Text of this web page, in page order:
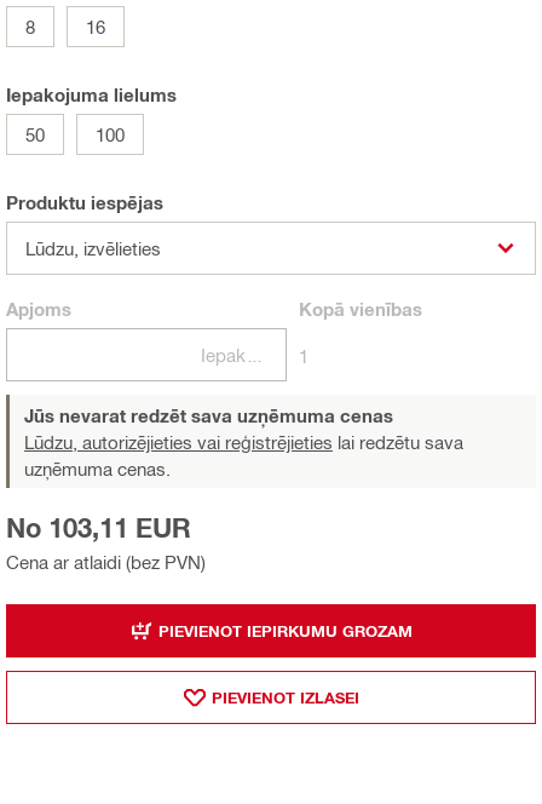
8
16
Iepakojuma lielums
50
100
Produktu iespējas
Lūdzu, izvēlieties
Apjoms Kopā vienības
1
Jūs nevarat redzēt sava uzņēmuma cenas
Lūdzu, autorizējieties vai reģistrējieties lai redzētu sava
uzņēmuma cenas.
Cena ar atlaidi (bez PVN)
No 103,11 EUR
PIEVIENOT IEPIRKUMU GROZAM
PIEVIENOT IZLASEI